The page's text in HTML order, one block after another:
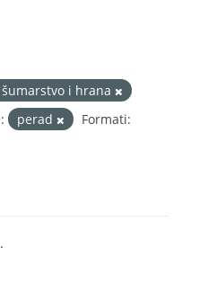
i hrana
perad
Formati: